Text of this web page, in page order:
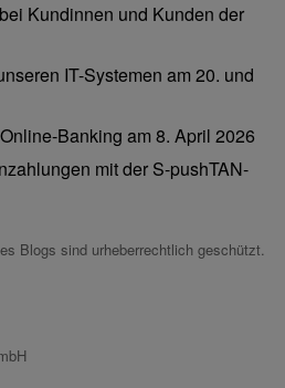
Kundinnen und Kunden der
IT-Systemen am 20. und
Banking am 8. April 2026
mit der S-pushTAN-
Blogs sind urheberrechtlich geschützt.